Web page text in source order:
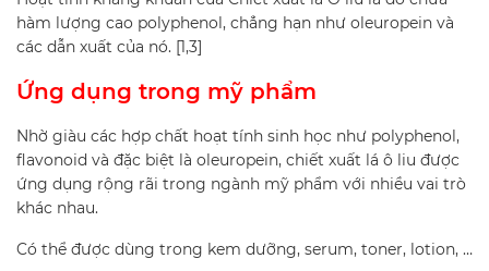
hàm lượng cao polyphenol, chẳng hạn như oleuropein và
các dẫn xuất của nó. [1,3]
Ứng dụng trong mỹ phẩm
Nhờ giàu các hợp chất hoạt tính sinh học như polyphenol,
flavonoid và đặc biệt là oleuropein, chiết xuất lá ô liu được
ứng dụng rộng rãi trong ngành mỹ phẩm với nhiều vai trò
khác nhau.
Có thể được dùng trong kem dưỡng, serum, toner, lotion, …